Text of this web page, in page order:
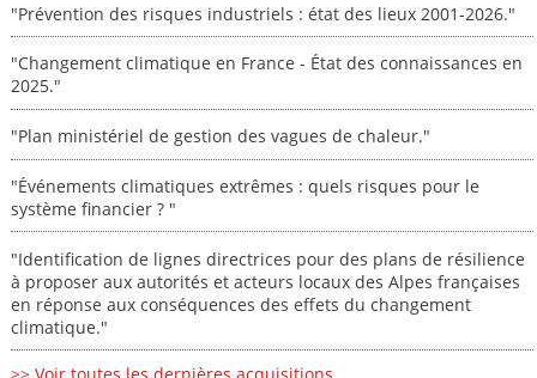
"Prévention des risques industriels : état des lieux 2001-2026."
"Changement climatique en France - État des connaissances en
2025."
"Plan ministériel de gestion des vagues de chaleur."
"Événements climatiques extrêmes : quels risques pour le
système financier ? "
"Identification de lignes directrices pour des plans de résilience
à proposer aux autorités et acteurs locaux des Alpes françaises
en réponse aux conséquences des effets du changement
climatique."
>> Voir toutes les dernières acquisitions